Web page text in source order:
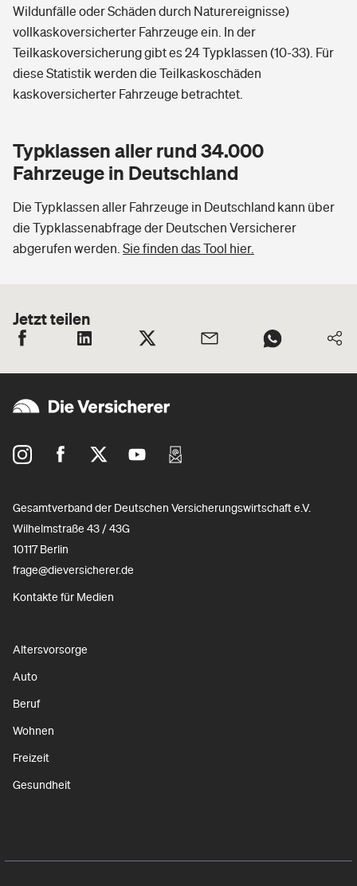
Wildunfälle oder Schäden durch Naturereignisse)
vollkaskoversicherter Fahrzeuge ein. In der
Teilkaskoversicherung gibt es 24 Typklassen (10-33). Für
diese Statistik werden die Teilkaskoschäden
kaskoversicherter Fahrzeuge betrachtet.
Typklassen aller rund 34.000
Fahrzeuge in Deutschland
Die Typklassen aller Fahrzeuge in Deutschland kann über
die Typklassenabfrage der Deutschen Versicherer
abgerufen werden. Sie finden das Tool hier.
Jetzt teilen
Gesamtverband der Deutschen Versicherungswirtschaft e.V.
Wilhelmstraße 43 / 43G
10117 Berlin
frage@dieversicherer.de
Kontakte für Medien
Altersvorsorge
Auto
Beruf
Wohnen
Freizeit
Gesundheit